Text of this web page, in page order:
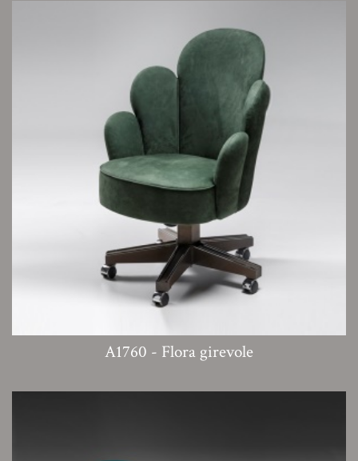
A1760 - Flora girevole